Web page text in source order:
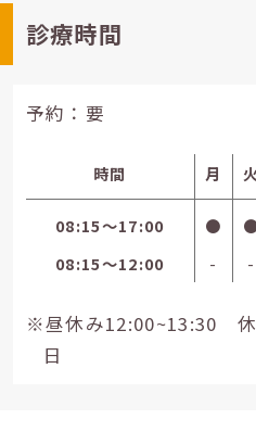
診療時間
予約：要
時間 月
08:15〜17:00 ●
08:15〜12:00
- -
※昼休み12:00~13:30 休
日